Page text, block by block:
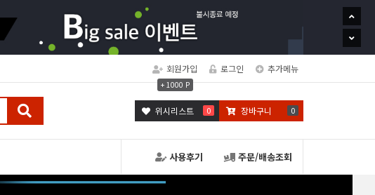
회원가입
+ 1000 P
로그인 추가메뉴
위시리스트 0 장바구니 0
주문/배송조회
사용후기